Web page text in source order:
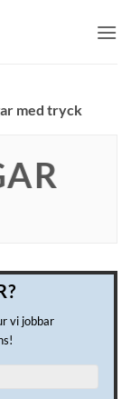
med tryck
vi jobbar